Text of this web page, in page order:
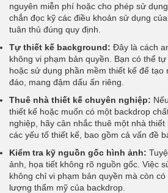
nguyên miễn phí hoặc cho phép sử
chắn đọc kỹ các điều khoản sử dụng
tuân thủ đúng quy định.
Tự thiết kế background: Đây là cách
không vi phạm bản quyền. Bạn có thể
hoặc sử dụng phần mềm thiết kế để tạo
đáo, mang đậm dấu ấn riêng.
Thuê nhà thiết kế chuyên nghiệp:
thiết kế hoặc muốn có một backdrop
nghiệp, hãy cân nhắc thuê một nhà
các yếu tố thiết kế, bao gồm cả vấn đề
Kiểm tra kỹ nguồn gốc hình ảnh:
ảnh, họa tiết không rõ nguồn gốc. Việc
không chỉ vi phạm bản quyền mà còn
lượng thẩm mỹ của backdrop.